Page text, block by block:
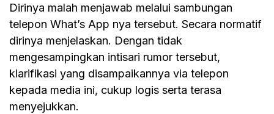
Dirinya malah menjawab melalui sambungan
telepon What’s App nya tersebut. Secara normatif
dirinya menjelaskan. Dengan tidak
mengesampingkan intisari rumor tersebut,
klarifikasi yang disampaikannya via telepon
kepada media ini, cukup logis serta terasa
menyejukkan.